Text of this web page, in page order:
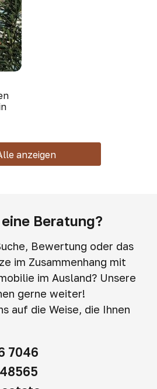
anzeigen
Beratung?
Bewertung oder das
im Zusammenhang mit
im Ausland? Unsere
gerne weiter!
auf die Weise, die Ihnen
7046